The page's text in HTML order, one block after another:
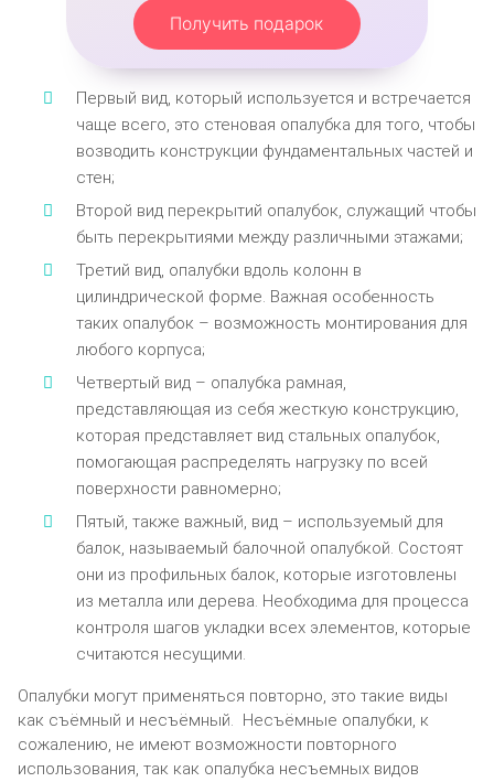
Получить подарок
Первый вид, который используется и встречается
чаще всего, это стеновая опалубка для того, чтобы
возводить конструкции фундаментальных частей и
стен;
Второй вид перекрытий опалубок, служащий чтобы
быть перекрытиями между различными этажами;
Третий вид, опалубки вдоль колонн в
цилиндрической форме. Важная особенность
таких опалубок – возможность монтирования для
любого корпуса;
Четвертый вид – опалубка рамная,
представляющая из себя жесткую конструкцию,
которая представляет вид стальных опалубок,
помогающая распределять нагрузку по всей
поверхности равномерно;
Пятый, также важный, вид – используемый для
балок, называемый балочной опалубкой. Состоят
они из профильных балок, которые изготовлены
из металла или дерева. Необходима для процесса
контроля шагов укладки всех элементов, которые
считаются несущими.
Опалубки могут применяться повторно, это такие виды
как съёмный и несъёмный. Несъёмные опалубки, к
сожалению, не имеют возможности повторного
использования, так как опалубка несъемных видов